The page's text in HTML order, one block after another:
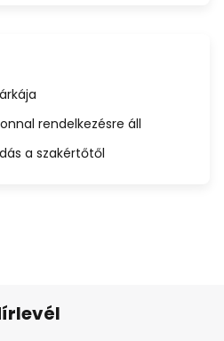
rendelkezésre áll
a szakértőtől